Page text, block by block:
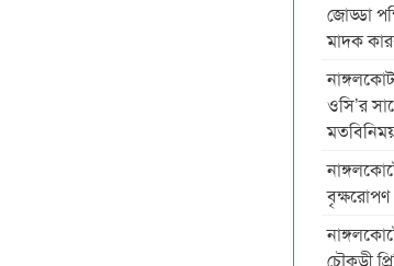
জোড্ডা
মাদক
ওসি’র
বৃক্ষরোপণ
চৌকুড়ী